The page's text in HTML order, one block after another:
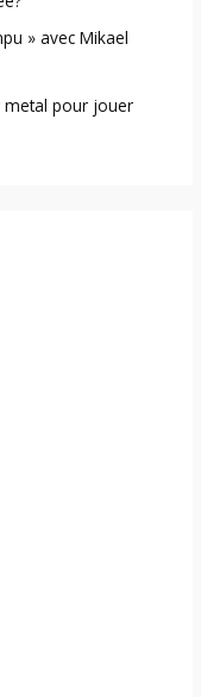
» avec Mikael
metal pour jouer